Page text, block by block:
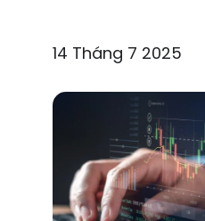
14 Tháng 7 2025